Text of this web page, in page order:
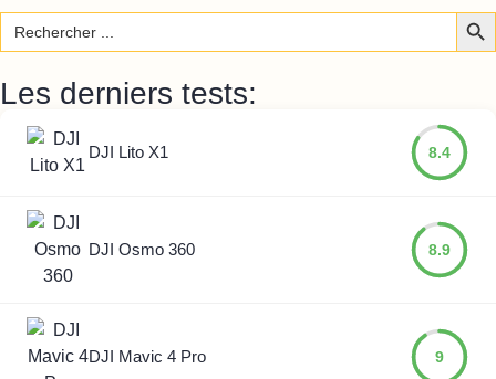
Search
for:
Les derniers tests:
DJI Lito X1 8.4
DJI Osmo 360 8.9
DJI Mavic 4 Pro 9